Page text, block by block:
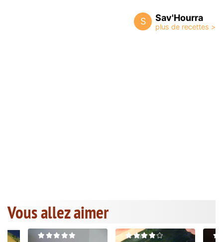
S Sav'Hourra
Vous allez aimer